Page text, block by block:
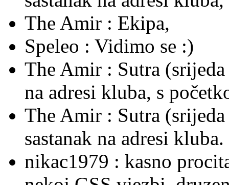
The Amir : Ekipa,
Speleo : Vidimo se :)
The Amir : Sutra
na adresi kluba, s
The Amir : Sutra
sastanak na adresi kluba.
nikac1979 : kasno